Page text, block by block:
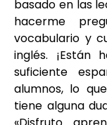
basado en las
hacerme
vocabulario y
inglés. ¡Están
suficiente
alumnos, lo
tiene alguna